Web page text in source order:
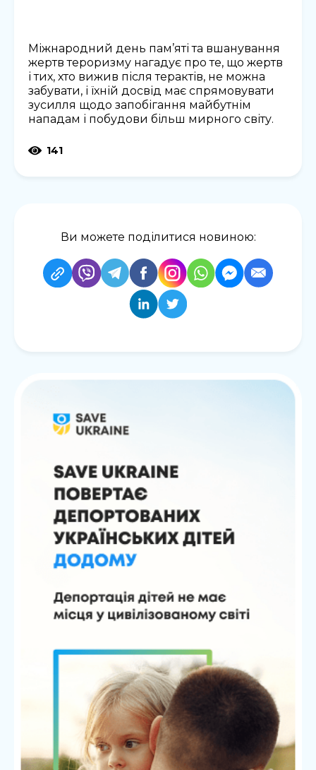
Міжнародний день пам’яті та вшанування
жертв тероризму нагадує про те, що жертв
і тих, хто вижив після терактів, не можна
забувати, і їхній досвід має спрямовувати
зусилля щодо запобігання майбутнім
нападам і побудови більш мирного світу.
141
Ви можете поділитися новиною: